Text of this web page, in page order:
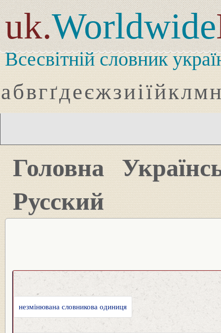
uk.Worldwide
Всесвітній словник
абвгґдеєжзиіїйклмн
Головна
Русский
незмінювана словникова одиниця